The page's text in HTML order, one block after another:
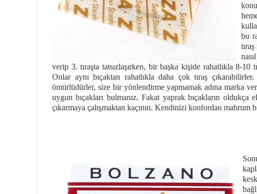
bu
verip 3. tıraşta tatsızlaşırken, bir başka kişide rahatlıkla 8-
Onlar aynı bıçaktan rahatlıkla daha çok tıraş
ömürlüdürler, size bir yönlendirme yapmamak adına marka
uygun bıçakları bulmanız. Fakat yaprak bıçakların oldukça
çıkarmaya çalışmaktan kaçının. Kendinizi konfordan mahrum